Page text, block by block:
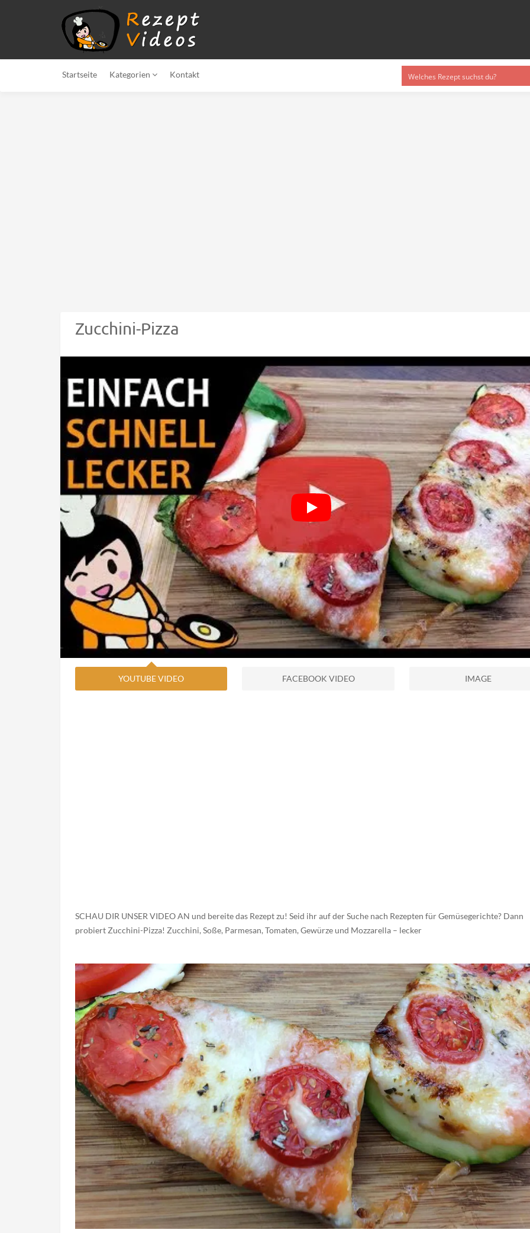
Startseite Kategorien Kontakt
Zucchini-Pizza
YOUTUBE VIDEO FACEBOOK VIDEO IMAGE
SCHAU DIR UNSER VIDEO AN und bereite das Rezept zu! Seid ihr auf der Suche nach Rezepten für Gemüsegerichte? Dann
probiert Zucchini-Pizza! Zucchini, Soße, Parmesan, Tomaten, Gewürze und Mozzarella – lecker